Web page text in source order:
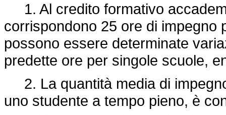
1. Al credito formativo
corrispondono 25 ore di impegno
possono essere determinate
predette ore per singole scuole,
2. La quantità media di
uno studente a tempo pieno, è